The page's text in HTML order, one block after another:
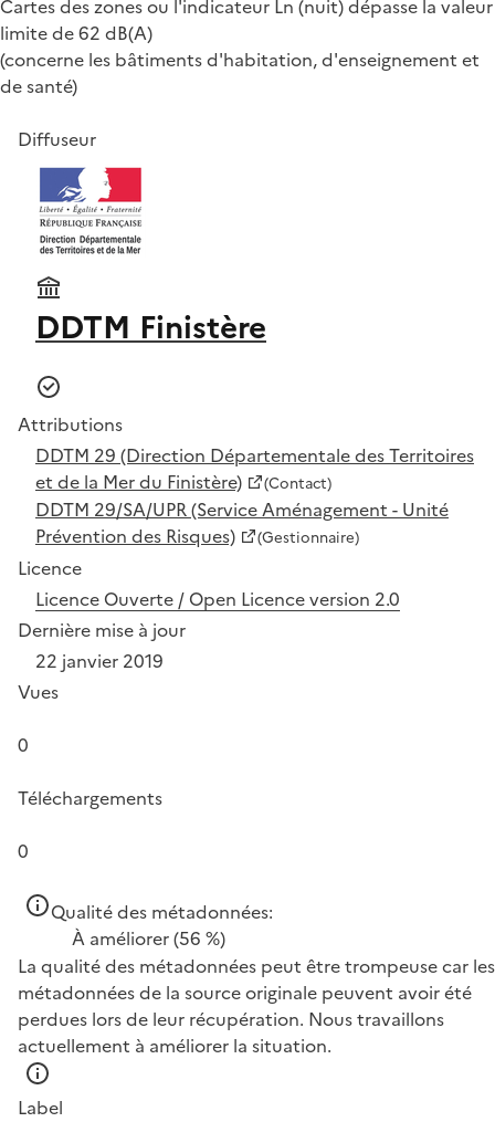
Cartes des zones ou l'indicateur Ln (nuit) dépasse la valeur
limite de 62 dB(A)
(concerne les bâtiments d'habitation, d'enseignement et
de santé)
Diffuseur
DDTM Finistère
Attributions
DDTM 29 (Direction Départementale des Territoires
et de la Mer du Finistère)
(Contact)
DDTM 29/SA/UPR (Service Aménagement - Unité
Prévention des Risques)
(Gestionnaire)
Licence
Licence Ouverte / Open Licence version 2.0
Dernière mise à jour
22 janvier 2019
Vues
0
Téléchargements
0
Qualité des métadonnées:
À améliorer(56 %)
La qualité des métadonnées peut être trompeuse car les
métadonnées de la source originale peuvent avoir été
perdues lors de leur récupération. Nous travaillons
actuellement à améliorer la situation.
Label